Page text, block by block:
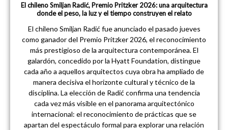
El chileno Smiljan Radić, Premio Pritzker 2026: una arquitectura
donde el peso, la luz y el tiempo construyen el relato
El chileno Smiljan Radić fue anunciado el pasado jueves
como ganador del Premio Pritzker 2026, el reconocimiento
más prestigioso de la arquitectura contemporánea. El
galardón, concedido por la Hyatt Foundation, distingue
cada año a aquellos arquitectos cuya obra ha ampliado de
manera decisiva el horizonte cultural y técnico de la
disciplina. La elección de Radić confirma una tendencia
cada vez más visible en el panorama arquitectónico
internacional: el reconocimiento de prácticas que se
apartan del espectáculo formal para explorar una relación